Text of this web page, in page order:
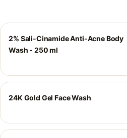
2% Sali-Cinamide Anti-Acne Body
Wash - 250 ml
24K Gold Gel Face Wash